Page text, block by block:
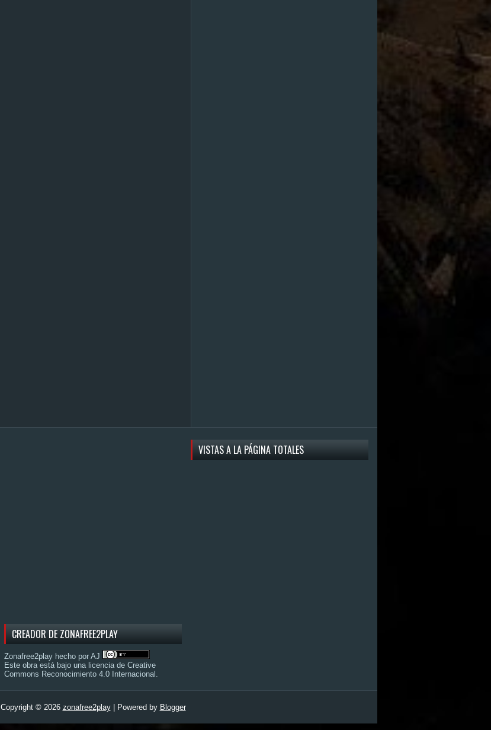
CREADOR DE ZONAFREE2PLAY
Zonafree2play hecho por AJ
Este obra está bajo una licencia de Creative
Commons Reconocimiento 4.0 Internacional .
VISTAS A LA PÁGINA TOTALES
Copyright © 2026 zonafree2play| Powered by Blogger